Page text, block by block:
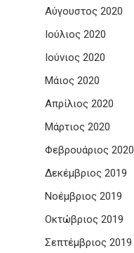
Αύγουστος 2020
Ιούλιος 2020
Ιούνιος 2020
Μάιος 2020
Απρίλιος 2020
Μάρτιος 2020
Φεβρουάριος 2020
Δεκέμβριος 2019
Νοέμβριος 2019
Οκτώβριος 2019
Σεπτέμβριος 2019